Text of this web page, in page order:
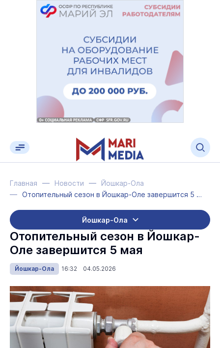
Главная Новости
Йошкар-Ола
Отопительный сезон в Йошкар-Оле завершится 5 мая
Йошкар-Ола
Отопительный сезон в Йошкар-
Оле завершится 5 мая
Йошкар-Ола 16:32 04.05.2026